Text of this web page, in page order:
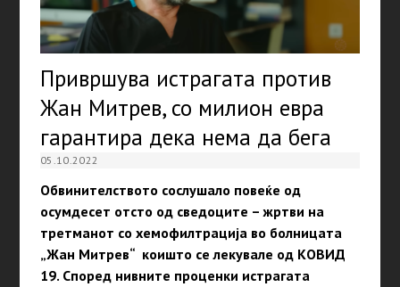
Привршува истрагата против
Жан Митрев, со милион евра
гарантира дека нема да бега
05.10.2022
Обвинителството сослушало повеќе од
осумдесет отсто од сведоците – жртви на
третманот со хемофилтрација во болницата
„Жан Митрев“ коишто се лекувале од КОВИД
19. Според нивните проценки истрагата